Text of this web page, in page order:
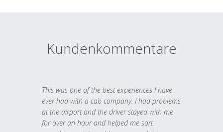
Kundenkommentare
This was one of the best experiences I have
ever had with a cab company. I had problems
at the airport and the driver stayed with me
for over an hour and helped me sort